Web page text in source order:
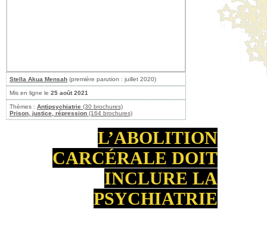
Stella Akua Mensah (première parution : juillet 2020)
Mis en ligne le 25 août 2021
Thèmes : Antipsychiatrie (30 brochures)
Prison, justice, répression (164 brochures)
L’ABOLITION
CARCÉRALE DOIT
INCLURE LA
PSYCHIATRIE